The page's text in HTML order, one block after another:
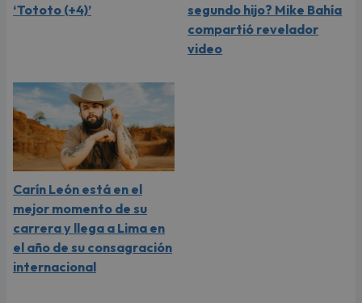
‘Tototo (+4)’
segundo hijo? Mike Bahía
compartió revelador
video
Carín León está en el
mejor momento de su
carrera y llega a Lima en
el año de su consagración
internacional